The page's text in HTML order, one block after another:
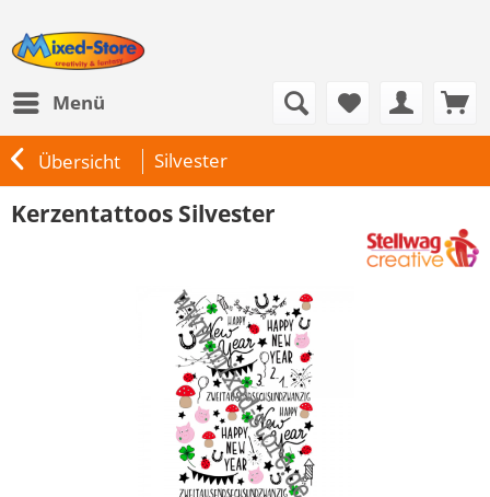
Menü
Übersicht Silvester
Kerzentattoos Silvester